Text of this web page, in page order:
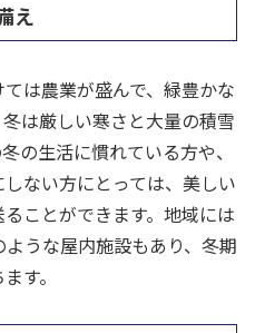
え
は農業が盛んで、緑豊かな
は厳しい寒さと大量の積雪
の生活に慣れている方や、
ない方にとっては、美しい
ことができます。地域には
ような屋内施設もあり、冬期
す。